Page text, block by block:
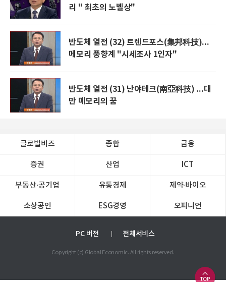
리 " 최초의 노벨상"
반도체 열전 (32) 트렌드포스(集邦科技)...
메모리 풍향계 "시세조사 1인자"
반도체 열전 (31) 난야테크(南亞科技) ...대
만 메모리의 꿈
글로벌비즈 종합 금융
증권 산업 ICT
부동산·공기업 유통경제 제약∙바이오
소상공인 ESG경영 오피니언
PC 버전 전체서비스
Copyright (c) Global Economic. All rights reserved.